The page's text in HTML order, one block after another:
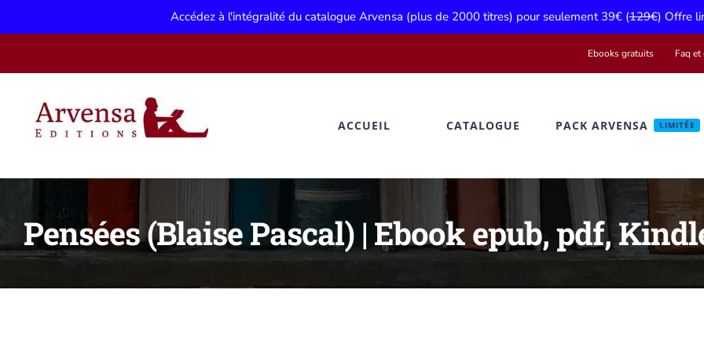
Accédez à l'intégralité du catalogue Arvensa (plus de 2000 titres) pour seulement 39€ (129€) Offre
contenu
Ebooks gratuits Faq
ACCUEIL CATALOGUE PACK ARVENSA LIMITÉE
Pensées (Blaise Pascal) | Ebook epub, pdf,